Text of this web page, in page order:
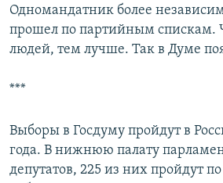
Одномандатник более
прошел по партийным спискам.
людей, тем лучше. Так в Думе
***
Выборы в Госдуму пройдут в
года. В нижнюю палату
депутатов, 225 из них пройдут